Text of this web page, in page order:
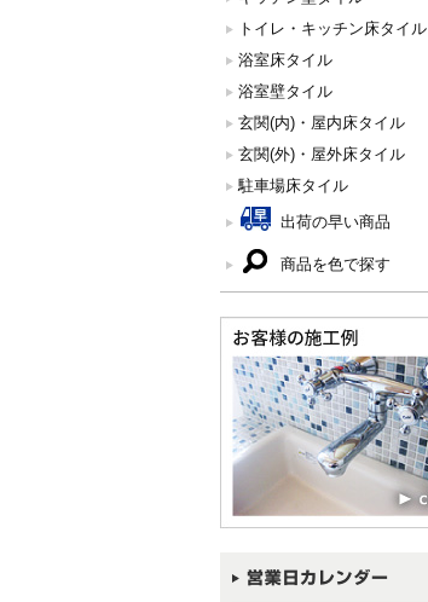
トイレ・キッチン床タイル
浴室床タイル
浴室壁タイル
玄関(内)・屋内床タイル
玄関(外)・屋外床タイル
駐車場床タイル
出荷の早い商品
商品を色で探す